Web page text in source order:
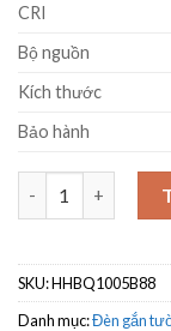
CRI
Bộ nguồn
Kích thước
Bảo hành
Đèn gắn tường
SKU:HHBQ1005B88
Danh mục:Đèn gắn